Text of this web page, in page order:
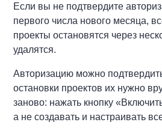
Если вы не подтвердите
первого числа нового месяца,
проекты остановятся через
удалятся.
Авторизацию можно
остановки проектов их нужно
заново: нажать кнопку
а не создавать и настраивать